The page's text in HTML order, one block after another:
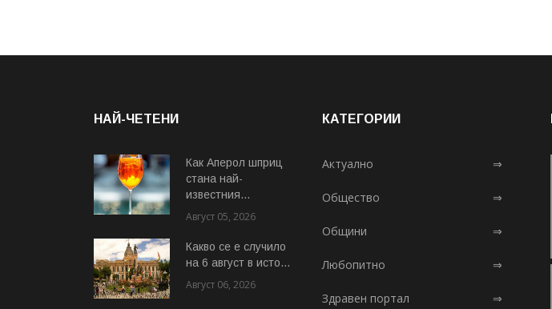
НАЙ-ЧЕТЕНИ
Как Аперол шприц
стана най-
известния...
Август 05, 2026
Какво се е случило
на 6 август в исто...
Август 06, 2026
КАТЕГОРИИ
Актуално ⇒
Общество ⇒
Общини ⇒
Любопитно ⇒
Здравен портал ⇒